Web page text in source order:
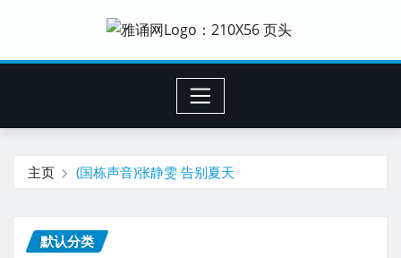
主页 (国栋声音)张静雯 告别夏天
默认分类